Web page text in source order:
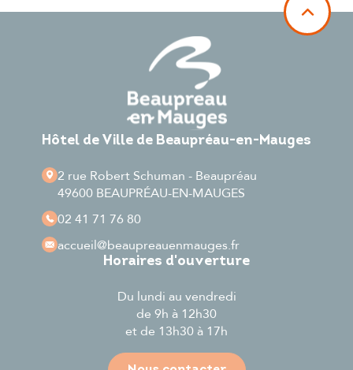
Hôtel de Ville de Beaupréau-en-Mauges
2 rue Robert Schuman - Beaupréau
49600 BEAUPRÉAU-EN-MAUGES
02 41 71 76 80
accueil@beaupreauenmauges.fr
Horaires d'ouverture
Du lundi au vendredi
de 9h à 12h30
et de 13h30 à 17h